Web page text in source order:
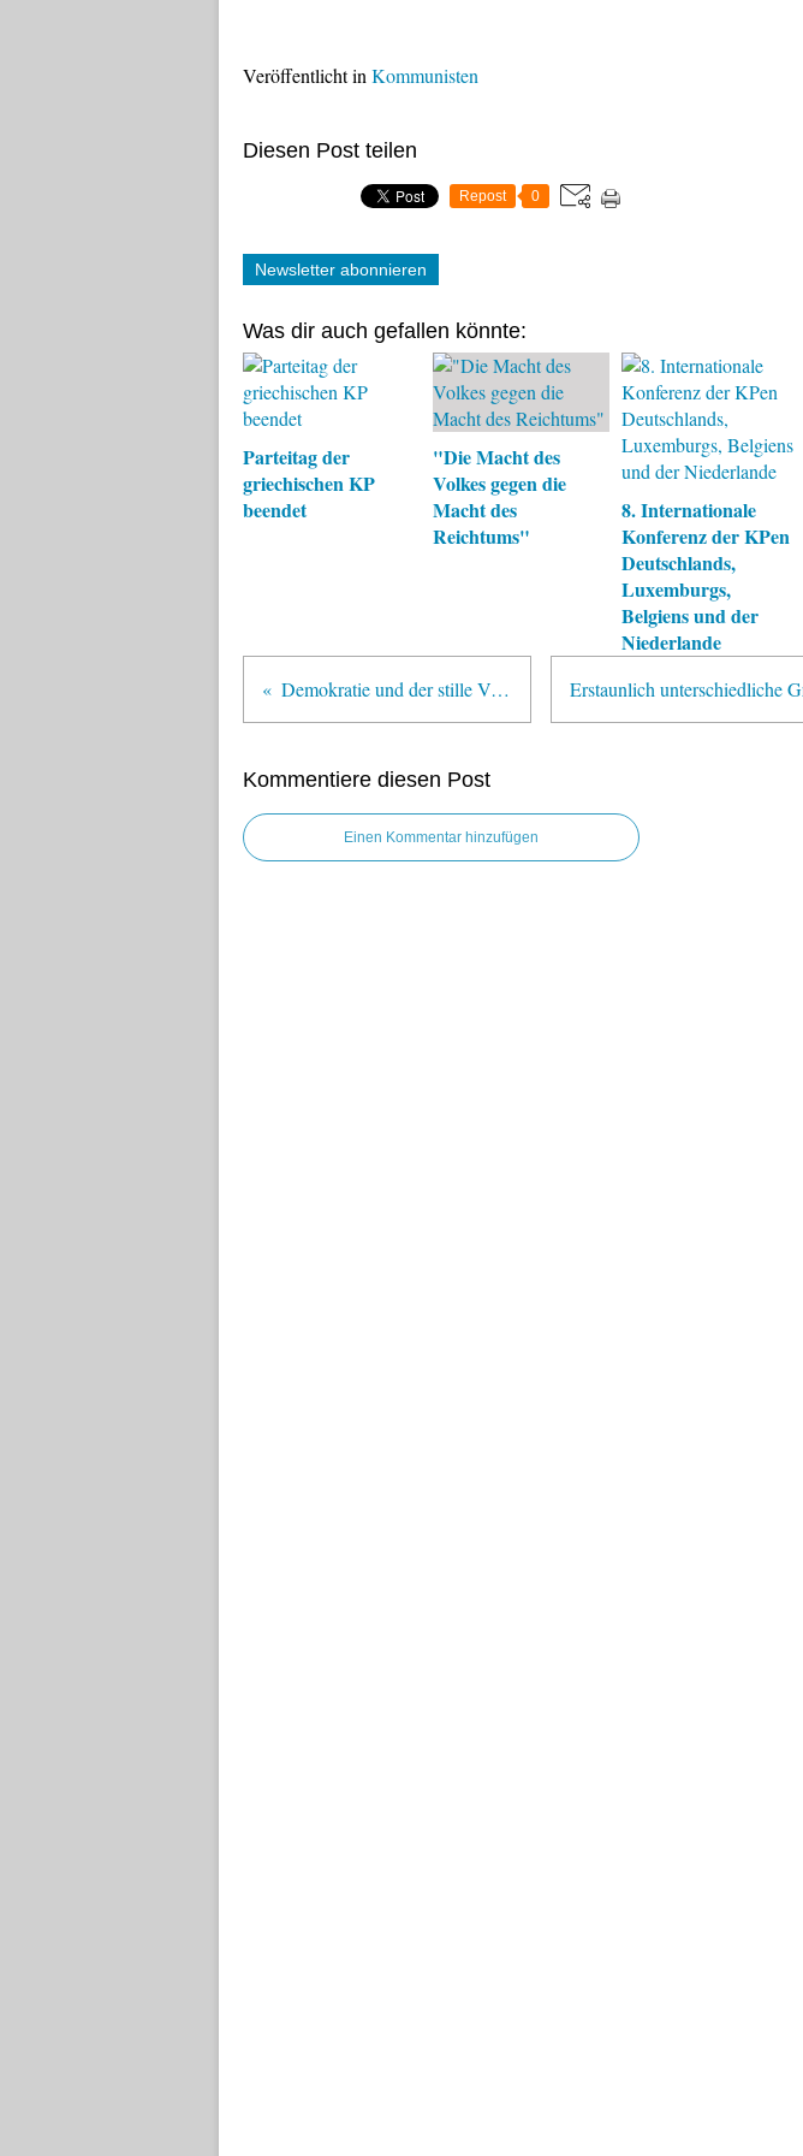
Veröffentlicht in Kommunisten
Diesen Post teilen
Repost 0
Newsletter abonnieren
Was dir auch gefallen könnte:
Parteitag der
griechischen KP
beendet
"Die Macht des
Volkes gegen die
Macht des
Reichtums"
8. Internationale
Konferenz der KPen
Deutschlands,
Luxemburgs,
Belgiens und der
Niederlande
Demokratie und der stille Vorbehalt
Kommentiere diesen Post
Einen Kommentar hinzufügen